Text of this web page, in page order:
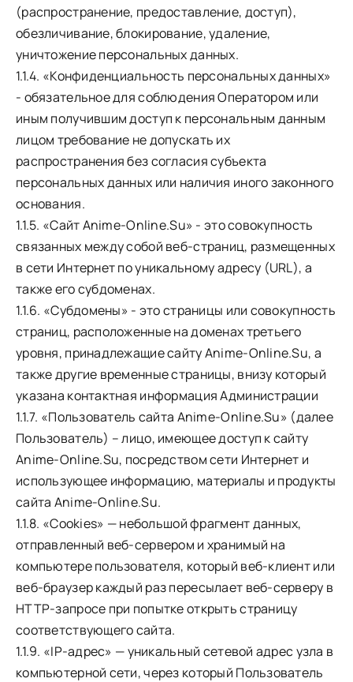
(распространение, предоставление, доступ),
обезличивание, блокирование, удаление,
уничтожение персональных данных.
1.1.4. «Конфиденциальность персональных данных»
- обязательное для соблюдения Оператором или
иным получившим доступ к персональным данным
лицом требование не допускать их
распространения без согласия субъекта
персональных данных или наличия иного законного
основания.
1.1.5. «Сайт Anime-Online.Su» - это совокупность
связанных между собой веб-страниц, размещенных
в сети Интернет по уникальному адресу (URL), а
также его субдоменах.
1.1.6. «Субдомены» - это страницы или совокупность
страниц, расположенные на доменах третьего
уровня, принадлежащие сайту Anime-Online.Su, а
также другие временные страницы, внизу который
указана контактная информация Администрации
1.1.7. «Пользователь сайта Anime-Online.Su» (далее
Пользователь) – лицо, имеющее доступ к сайту
Anime-Online.Su, посредством сети Интернет и
использующее информацию, материалы и продукты
сайта Anime-Online.Su.
1.1.8. «Cookies» — небольшой фрагмент данных,
отправленный веб-сервером и хранимый на
компьютере пользователя, который веб-клиент или
веб-браузер каждый раз пересылает веб-серверу в
HTTP-запросе при попытке открыть страницу
соответствующего сайта.
1.1.9. «IP-адрес» — уникальный сетевой адрес узла в
компьютерной сети, через который Пользователь